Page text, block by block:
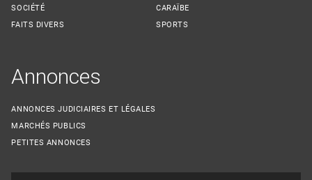
SOCIÉTÉ
FAITS DIVERS
CARAÏBE
SPORTS
Annonces
ANNONCES JUDICIAIRES ET LÉGALES
MARCHÉS PUBLICS
PETITES ANNONCES